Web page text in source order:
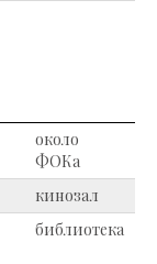
около
ФОКа
кинозал
библиотека